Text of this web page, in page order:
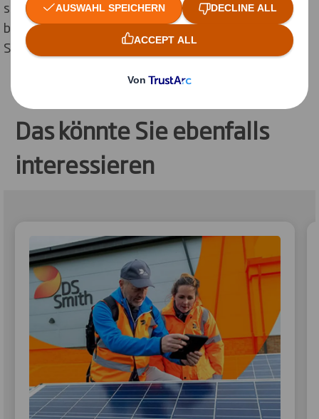
strenge vierstufige Methodik zur Ermittlung der 500
besten Unternehmen, die anhand von mehr als 20
Schlüsseldaten bewertet wurden.
Das könnte Sie ebenfalls
interessieren